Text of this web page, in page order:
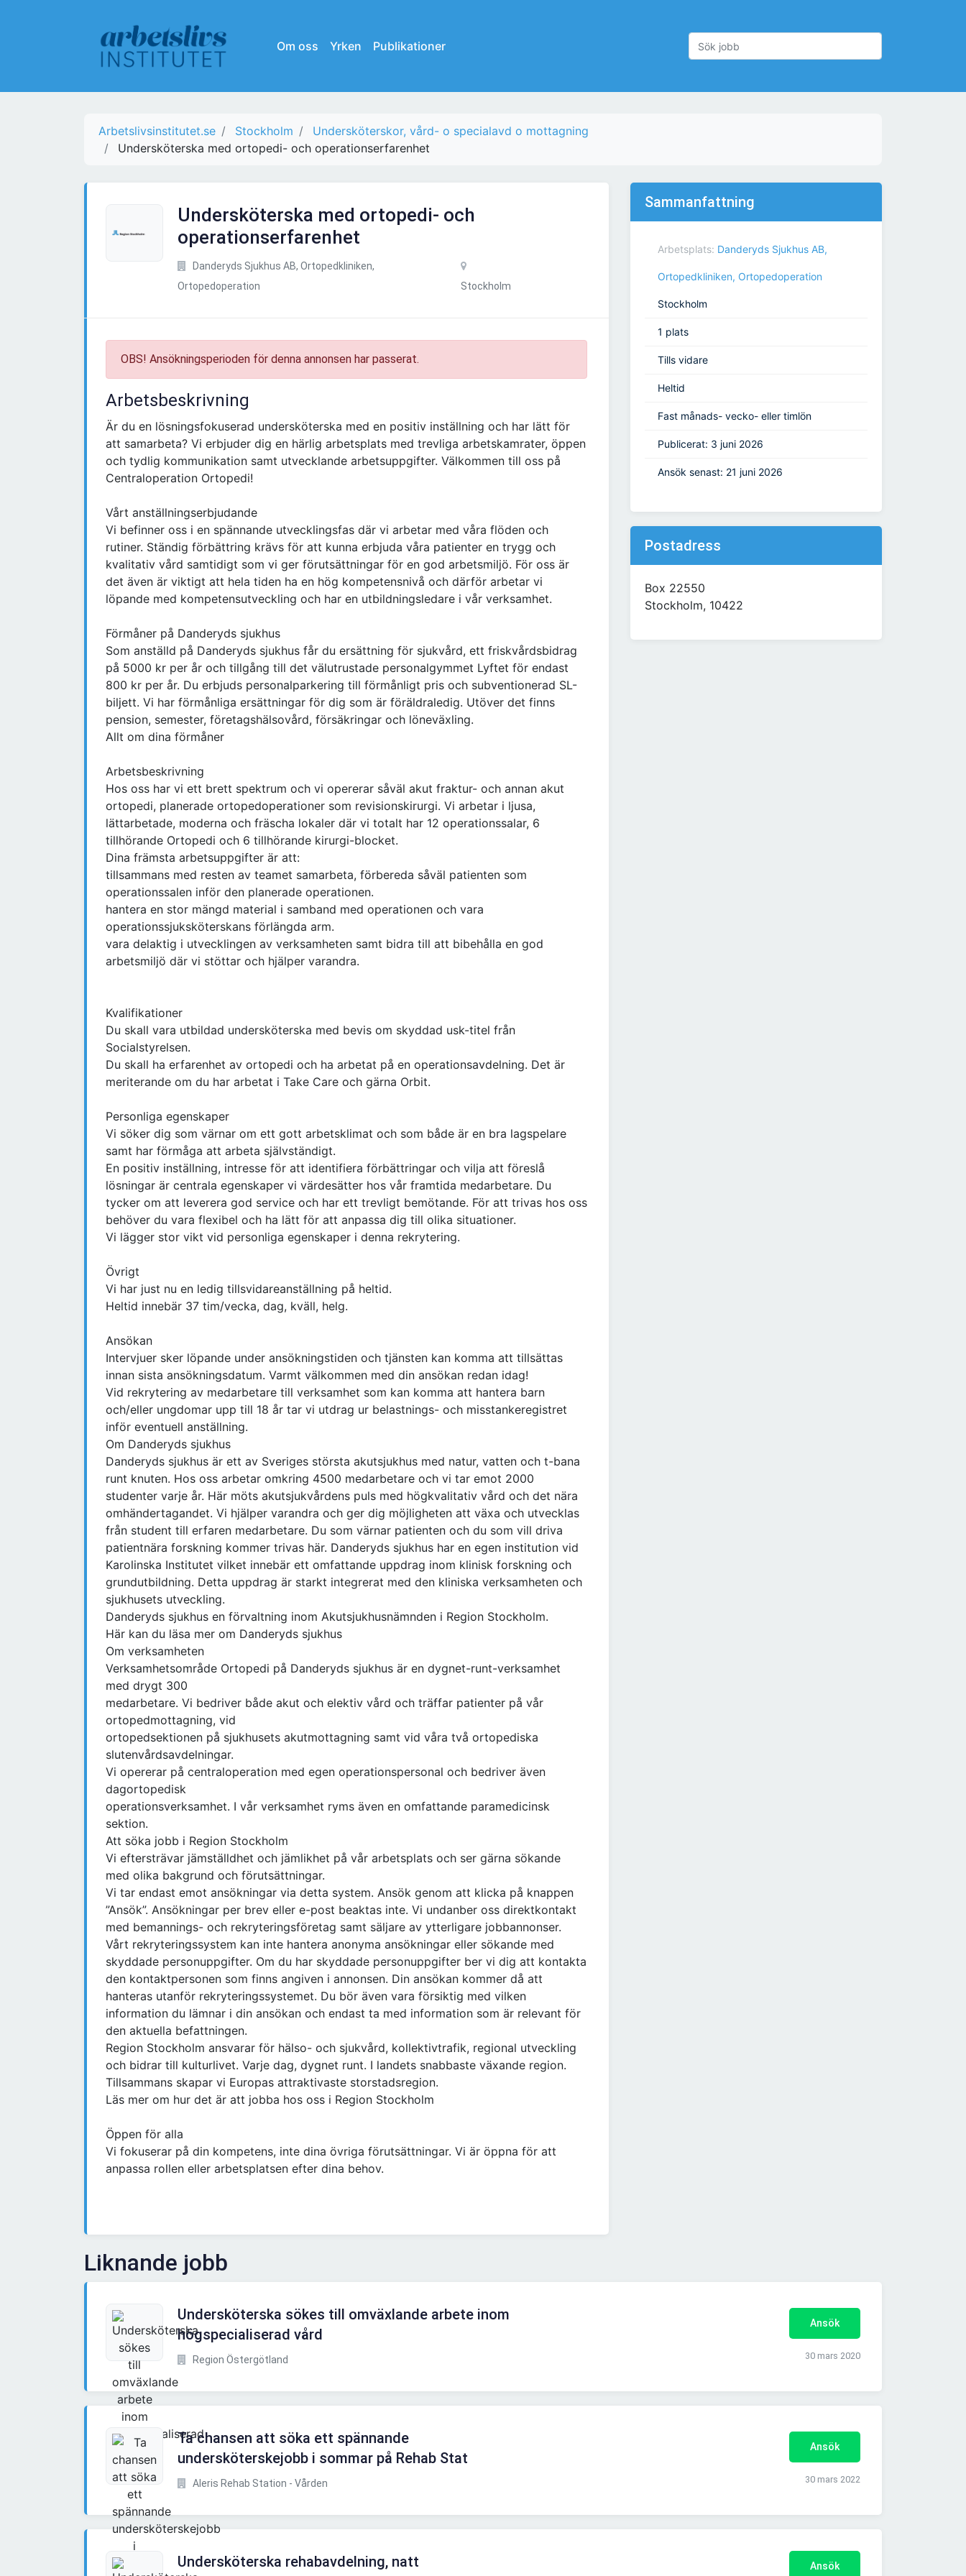
Om oss Yrken Publikationer
Arbetslivsinstitutet.se Stockholm
Undersköterskor, vård- o specialavd o mottagning
Undersköterska med ortopedi- och operationserfarenhet
Undersköterska med ortopedi- och
operationserfarenhet
Danderyds Sjukhus AB, Ortopedkliniken,
Ortopedoperation
Stockholm
OBS! Ansökningsperioden för denna annonsen har passerat.
Arbetsbeskrivning
Är du en lösningsfokuserad undersköterska med en positiv inställning och har lätt för
att samarbeta? Vi erbjuder dig en härlig arbetsplats med trevliga arbetskamrater, öppen
och tydlig kommunikation samt utvecklande arbetsuppgifter. Välkommen till oss på
Centraloperation Ortopedi!
Vårt anställningserbjudande
Vi befinner oss i en spännande utvecklingsfas där vi arbetar med våra flöden och
rutiner. Ständig förbättring krävs för att kunna erbjuda våra patienter en trygg och
kvalitativ vård samtidigt som vi ger förutsättningar för en god arbetsmiljö. För oss är
det även är viktigt att hela tiden ha en hög kompetensnivå och därför arbetar vi
löpande med kompetensutveckling och har en utbildningsledare i vår verksamhet.
Förmåner på Danderyds sjukhus
Som anställd på Danderyds sjukhus får du ersättning för sjukvård, ett friskvårdsbidrag
på 5000 kr per år och tillgång till det välutrustade personalgymmet Lyftet för endast
800 kr per år. Du erbjuds personalparkering till förmånligt pris och subventionerad SL-
biljett. Vi har förmånliga ersättningar för dig som är föräldraledig. Utöver det finns
pension, semester, företagshälsovård, försäkringar och löneväxling.
Allt om dina förmåner
Arbetsbeskrivning
Hos oss har vi ett brett spektrum och vi opererar såväl akut fraktur- och annan akut
ortopedi, planerade ortopedoperationer som revisionskirurgi. Vi arbetar i ljusa,
lättarbetade, moderna och fräscha lokaler där vi totalt har 12 operationssalar, 6
tillhörande Ortopedi och 6 tillhörande kirurgi-blocket.
Dina främsta arbetsuppgifter är att:
tillsammans med resten av teamet samarbeta, förbereda såväl patienten som
operationssalen inför den planerade operationen.
hantera en stor mängd material i samband med operationen och vara
operationssjuksköterskans förlängda arm.
vara delaktig i utvecklingen av verksamheten samt bidra till att bibehålla en god
arbetsmiljö där vi stöttar och hjälper varandra.
Kvalifikationer
Du skall vara utbildad undersköterska med bevis om skyddad usk-titel från
Socialstyrelsen.
Du skall ha erfarenhet av ortopedi och ha arbetat på en operationsavdelning. Det är
meriterande om du har arbetat i Take Care och gärna Orbit.
Personliga egenskaper
Vi söker dig som värnar om ett gott arbetsklimat och som både är en bra lagspelare
samt har förmåga att arbeta självständigt.
En positiv inställning, intresse för att identifiera förbättringar och vilja att föreslå
lösningar är centrala egenskaper vi värdesätter hos vår framtida medarbetare. Du
tycker om att leverera god service och har ett trevligt bemötande. För att trivas hos oss
behöver du vara flexibel och ha lätt för att anpassa dig till olika situationer.
Vi lägger stor vikt vid personliga egenskaper i denna rekrytering.
Övrigt
Vi har just nu en ledig tillsvidareanställning på heltid.
Heltid innebär 37 tim/vecka, dag, kväll, helg.
Ansökan
Intervjuer sker löpande under ansökningstiden och tjänsten kan komma att tillsättas
innan sista ansökningsdatum. Varmt välkommen med din ansökan redan idag!
Vid rekrytering av medarbetare till verksamhet som kan komma att hantera barn
och/eller ungdomar upp till 18 år tar vi utdrag ur belastnings- och misstankeregistret
inför eventuell anställning.
Om Danderyds sjukhus
Danderyds sjukhus är ett av Sveriges största akutsjukhus med natur, vatten och t-bana
runt knuten. Hos oss arbetar omkring 4500 medarbetare och vi tar emot 2000
studenter varje år. Här möts akutsjukvårdens puls med högkvalitativ vård och det nära
omhändertagandet. Vi hjälper varandra och ger dig möjligheten att växa och utvecklas
från student till erfaren medarbetare. Du som värnar patienten och du som vill driva
patientnära forskning kommer trivas här. Danderyds sjukhus har en egen institution vid
Karolinska Institutet vilket innebär ett omfattande uppdrag inom klinisk forskning och
grundutbildning. Detta uppdrag är starkt integrerat med den kliniska verksamheten och
sjukhusets utveckling.
Danderyds sjukhus en förvaltning inom Akutsjukhusnämnden i Region Stockholm.
Här kan du läsa mer om Danderyds sjukhus
Om verksamheten
Verksamhetsområde Ortopedi på Danderyds sjukhus är en dygnet-runt-verksamhet
med drygt 300
medarbetare. Vi bedriver både akut och elektiv vård och träffar patienter på vår
ortopedmottagning, vid
ortopedsektionen på sjukhusets akutmottagning samt vid våra två ortopediska
slutenvårdsavdelningar.
Vi opererar på centraloperation med egen operationspersonal och bedriver även
dagortopedisk
operationsverksamhet. I vår verksamhet ryms även en omfattande paramedicinsk
sektion.
Att söka jobb i Region Stockholm
Vi eftersträvar jämställdhet och jämlikhet på vår arbetsplats och ser gärna sökande
med olika bakgrund och förutsättningar.
Vi tar endast emot ansökningar via detta system. Ansök genom att klicka på knappen
”Ansök”. Ansökningar per brev eller e-post beaktas inte. Vi undanber oss direktkontakt
med bemannings- och rekryteringsföretag samt säljare av ytterligare jobbannonser.
Vårt rekryteringssystem kan inte hantera anonyma ansökningar eller sökande med
skyddade personuppgifter. Om du har skyddade personuppgifter ber vi dig att kontakta
den kontaktpersonen som finns angiven i annonsen. Din ansökan kommer då att
hanteras utanför rekryteringssystemet. Du bör även vara försiktig med vilken
information du lämnar i din ansökan och endast ta med information som är relevant för
den aktuella befattningen.
Region Stockholm ansvarar för hälso- och sjukvård, kollektivtrafik, regional utveckling
och bidrar till kulturlivet. Varje dag, dygnet runt. I landets snabbaste växande region.
Tillsammans skapar vi Europas attraktivaste storstadsregion.
Läs mer om hur det är att jobba hos oss i Region Stockholm
Öppen för alla
Vi fokuserar på din kompetens, inte dina övriga förutsättningar. Vi är öppna för att
anpassa rollen eller arbetsplatsen efter dina behov.
Sammanfattning
Arbetsplats: Danderyds Sjukhus AB,
Ortopedkliniken, Ortopedoperation
Stockholm
1 plats
Tills vidare
Heltid
Fast månads- vecko- eller timlön
Publicerat: 3 juni 2026
Ansök senast: 21 juni 2026
Postadress
Box 22550
Stockholm, 10422
Liknande jobb
Undersköterska sökes till omväxlande arbete inom
högspecialiserad vård
Region Östergötland
Ansök
30 mars 2020
Ta chansen att söka ett spännande
undersköterskejobb i sommar på Rehab Stat
Aleris Rehab Station - Vården
Ansök
30 mars 2022
Undersköterska rehabavdelning, natt Ansök